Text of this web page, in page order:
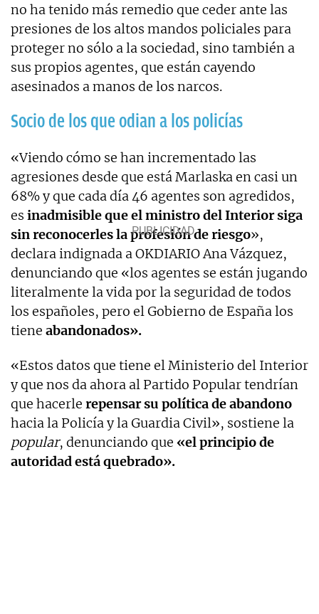
no ha tenido más remedio que ceder ante las
presiones de los altos mandos policiales para
proteger no sólo a la sociedad, sino también a
sus propios agentes, que están cayendo
asesinados a manos de los narcos.
Socio de los que odian a los policías
«Viendo cómo se han incrementado las
agresiones desde que está Marlaska en casi un
68% y que cada día 46 agentes son agredidos,
es inadmisible que el ministro del Interior siga
sin reconocerles la profesión de riesgo»,
declara indignada a OKDIARIO Ana Vázquez,
denunciando que «los agentes se están jugando
literalmente la vida por la seguridad de todos
los españoles, pero el Gobierno de España los
tiene abandonados».
«Estos datos que tiene el Ministerio del Interior
y que nos da ahora al Partido Popular tendrían
que hacerle repensar su política de abandono
hacia la Policía y la Guardia Civil», sostiene la
popular, denunciando que «el principio de
autoridad está quebrado».